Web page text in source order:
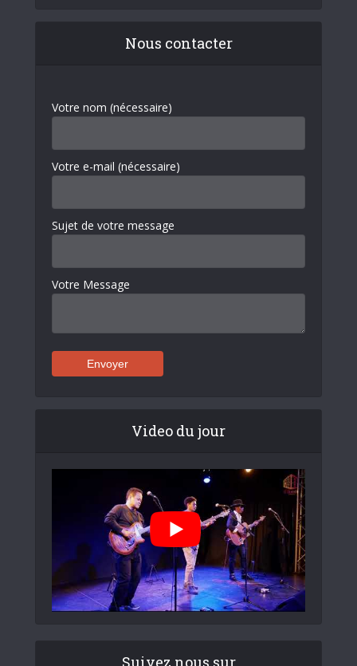
Nous contacter
Votre nom (nécessaire)
Votre e-mail (nécessaire)
Sujet de votre message
Votre Message
Video du jour
Suivez nous sur